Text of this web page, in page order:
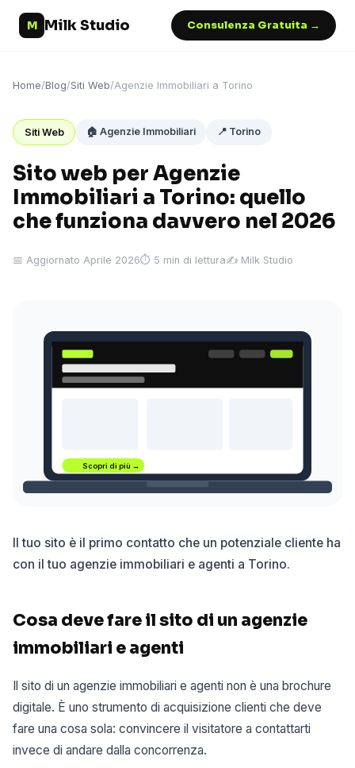
M Milk Studio Consulenza Gratuita →
Home/Blog/Siti Web/Agenzie Immobiliari a Torino
Siti Web 🏠 Agenzie Immobiliari 📍 Torino
Sito web per Agenzie
Immobiliari a Torino: quello
che funziona davvero nel 2026
📅 Aggiornato Aprile 2026⏱ 5 min di lettura✍️ Milk Studio
Scopri di più →
Il tuo sito è il primo contatto che un potenziale cliente ha
con il tuo agenzie immobiliari e agenti a Torino.
Cosa deve fare il sito di un agenzie
immobiliari e agenti
Il sito di un agenzie immobiliari e agenti non è una brochure
digitale. È uno strumento di acquisizione clienti che deve
fare una cosa sola: convincere il visitatore a contattarti
invece di andare dalla concorrenza.